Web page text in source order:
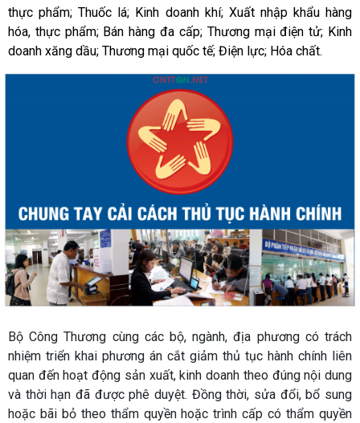
thực phẩm; Thuốc lá; Kinh doanh khí; Xuất nhập khẩu hàng
hóa, thực phẩm; Bán hàng đa cấp; Thương mại điện tử; Kinh
doanh xăng dầu; Thương mại quốc tế; Điện lực; Hóa chất.
Bộ Công Thương cùng các bộ, ngành, địa phương có trách
nhiệm triển khai phương án cắt giảm thủ tục hành chính liên
quan đến hoạt động sản xuất, kinh doanh theo đúng nội dung
và thời hạn đã được phê duyệt. Đồng thời, sửa đổi, bổ sung
hoặc bãi bỏ theo thẩm quyền hoặc trình cấp có thẩm quyền